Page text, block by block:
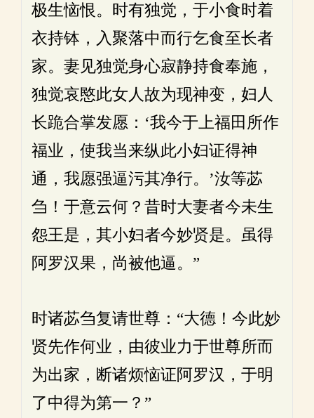
极生恼恨。时有独觉，于小食时着
衣持钵，入聚落中而行乞食至长者
家。妻见独觉身心寂静持食奉施，
独觉哀愍此女人故为现神变，妇人
长跪合掌发愿：‘我今于上福田所作
福业，使我当来纵此小妇证得神
通，我愿强逼污其净行。’汝等苾
刍！于意云何？昔时大妻者今未生
怨王是，其小妇者今妙贤是。虽得
阿罗汉果，尚被他逼。”
时诸苾刍复请世尊：“大德！今此妙
贤先作何业，由彼业力于世尊所而
为出家，断诸烦恼证阿罗汉，于明
了中得为第一？”